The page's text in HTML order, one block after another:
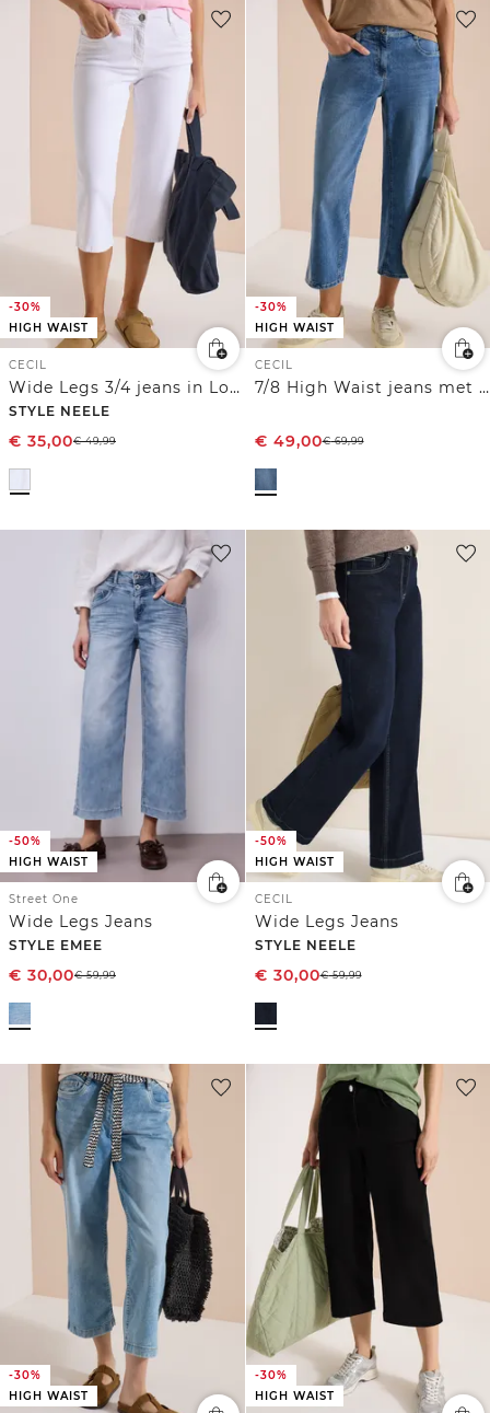
-30%
HIGH WAIST
CECIL
Wide Legs 3/4 jeans in Loose Fit
STYLE NEELE
€ 35,00€49,99
-30%
HIGH WAIST
CECIL
7/8 High Waist jeans met Wide Legs en borduursel
€ 49,00€69,99
-50%
HIGH WAIST
Street One
Wide Legs Jeans
STYLE EMEE
€ 30,00€59,99
-50%
HIGH WAIST
CECIL
Wide Legs Jeans
STYLE NEELE
€ 30,00€59,99
-30%
HIGH WAIST
-30%
HIGH WAIST